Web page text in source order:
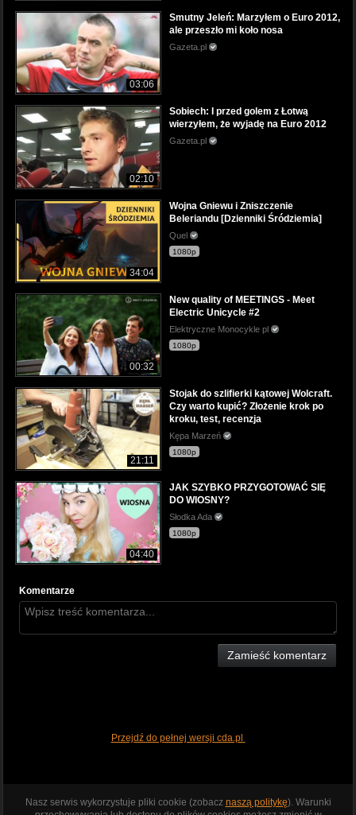
03:06
Smutny Jeleń: Marzyłem o Euro 2012,
ale przeszło mi koło nosa
Gazeta.pl
02:10
Sobiech: I przed golem z Łotwą
wierzyłem, że wyjadę na Euro 2012
Gazeta.pl
34:04
Wojna Gniewu i Zniszczenie
Beleriandu [Dzienniki Śródziemia]
Quel
1080p
00:32
New quality of MEETINGS - Meet
Electric Unicycle #2
Elektryczne Monocykle pl
1080p
21:11
Stojak do szlifierki kątowej Wolcraft.
Czy warto kupić? Złożenie krok po
kroku, test, recenzja
Kępa Marzeń
1080p
04:40
JAK SZYBKO PRZYGOTOWAĆ SIĘ
DO WIOSNY?
Słodka Ada
1080p
Komentarze
Zamieść komentarz
Przejdź do pełnej wersji cda.pl
Nasz serwis wykorzystuje pliki cookie (zobacz naszą politykę). Warunki